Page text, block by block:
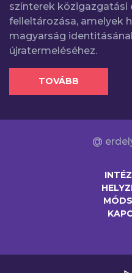
színterek
felleltározása, amelyek
magyarság
újratermeléséhez.
TOVÁBB
@